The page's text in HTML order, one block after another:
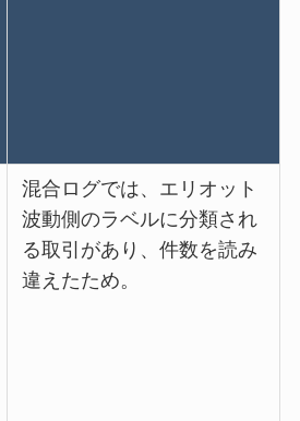
混合ログでは、エリオット
波動側のラベルに分類され
る取引があり、件数を読み
違えたため。